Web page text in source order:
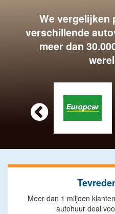
We vergelijken
verschillende
meer dan

Meer dan 1 miljoen
autohuur deal